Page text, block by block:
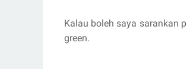
Kalau boleh saya sarankan
green.